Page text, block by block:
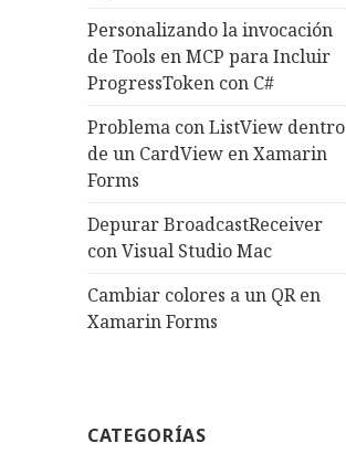
Personalizando la invocación
de Tools en MCP para Incluir
ProgressToken con C#
Problema con ListView dentro
de un CardView en Xamarin
Forms
Depurar BroadcastReceiver
con Visual Studio Mac
Cambiar colores a un QR en
Xamarin Forms
CATEGORÍAS